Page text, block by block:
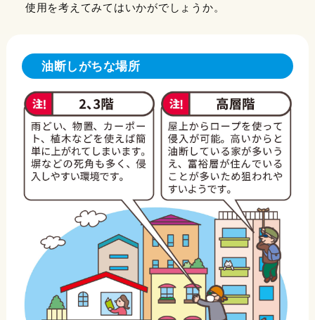
使用を考えてみてはいかがでしょうか。
油断しがちな場所